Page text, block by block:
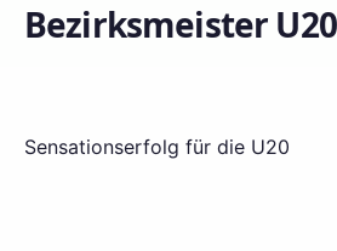
Bezirksmeister
Sensationserfolg für die U20